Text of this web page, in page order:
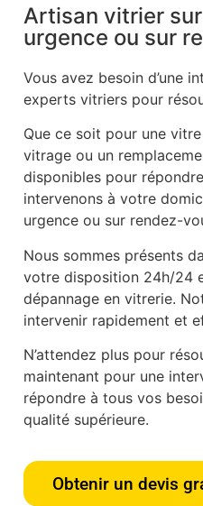
Artisan vitrier
urgence ou sur
Vous avez besoin d’une
experts vitriers pour
Que ce soit pour une
vitrage ou un
disponibles pour
intervenons à votre
urgence ou sur rendez-
Nous sommes présents
votre disposition 24h/24
dépannage en vitrerie.
intervenir rapidement et
N’attendez plus pour
maintenant pour une
répondre à tous vos
qualité supérieure.
Obtenir un devis